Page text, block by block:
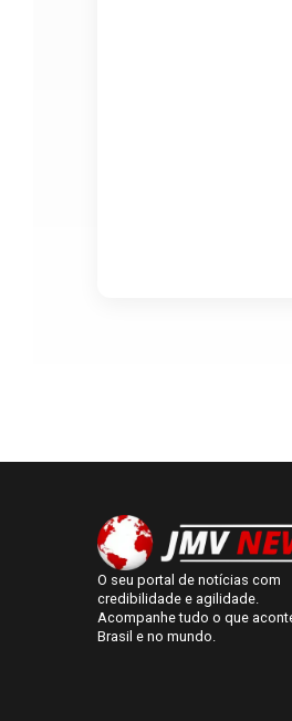
O seu portal de notícias com
credibilidade e agilidade.
Acompanhe tudo o que
Brasil e no mundo.